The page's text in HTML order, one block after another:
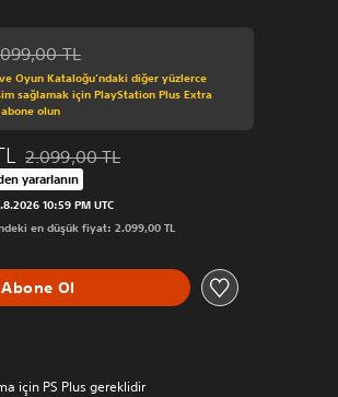
fiyat olan 2.099,00 TL üzerinden indirim
TL
Oyun Kataloğu’ndaki diğer yüzlerce
sağlamak için PlayStation Plus Extra
olun
Orijinal fiyat olan 2.099,00 TL üzerinden
2.099,00 TL
yararlanın
10:59 PM UTC
en düşük fiyat: 2.099,00 TL
Abone Ol
için PS Plus gereklidir